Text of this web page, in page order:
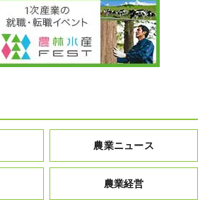
農業ニュース
農業経営